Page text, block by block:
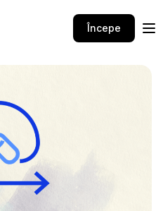
Începe